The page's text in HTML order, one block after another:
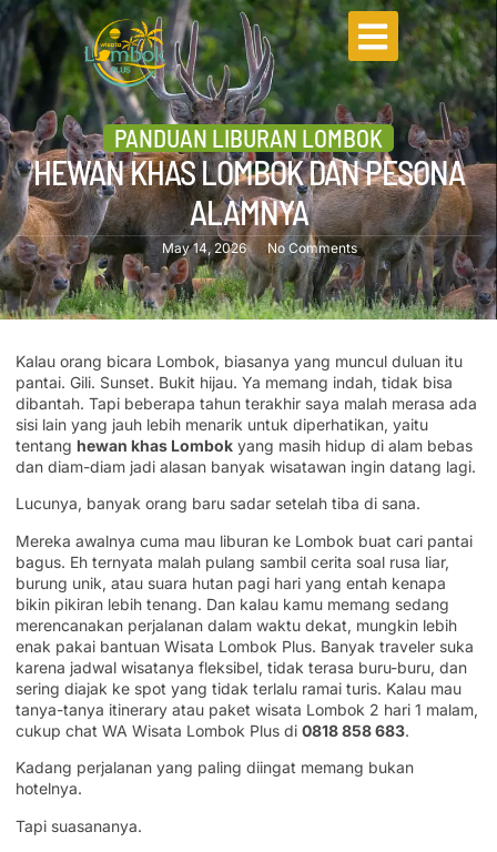
PANDUAN LIBURAN LOMBOK
HEWAN KHAS LOMBOK DAN PESONA
ALAMNYA
May 14, 2026 No Comments
Kalau orang bicara Lombok, biasanya yang muncul duluan itu
pantai. Gili. Sunset. Bukit hijau. Ya memang indah, tidak bisa
dibantah. Tapi beberapa tahun terakhir saya malah merasa ada
sisi lain yang jauh lebih menarik untuk diperhatikan, yaitu
tentang hewan khas Lombok yang masih hidup di alam bebas
dan diam-diam jadi alasan banyak wisatawan ingin datang lagi.
Lucunya, banyak orang baru sadar setelah tiba di sana.
Mereka awalnya cuma mau liburan ke Lombok buat cari pantai
bagus. Eh ternyata malah pulang sambil cerita soal rusa liar,
burung unik, atau suara hutan pagi hari yang entah kenapa
bikin pikiran lebih tenang. Dan kalau kamu memang sedang
merencanakan perjalanan dalam waktu dekat, mungkin lebih
enak pakai bantuan Wisata Lombok Plus. Banyak traveler suka
karena jadwal wisatanya fleksibel, tidak terasa buru-buru, dan
sering diajak ke spot yang tidak terlalu ramai turis. Kalau mau
tanya-tanya itinerary atau paket wisata Lombok 2 hari 1 malam,
cukup chat WA Wisata Lombok Plus di 0818 858 683.
Kadang perjalanan yang paling diingat memang bukan
hotelnya.
Tapi suasananya.